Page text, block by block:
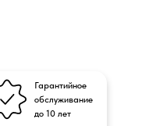
Гарантийное
обслуживание
до 10 лет